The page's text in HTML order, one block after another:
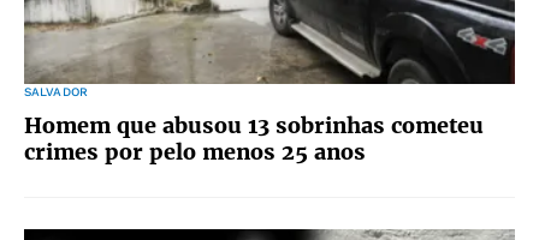
SALVADOR
Homem que abusou 13 sobrinhas cometeu
crimes por pelo menos 25 anos